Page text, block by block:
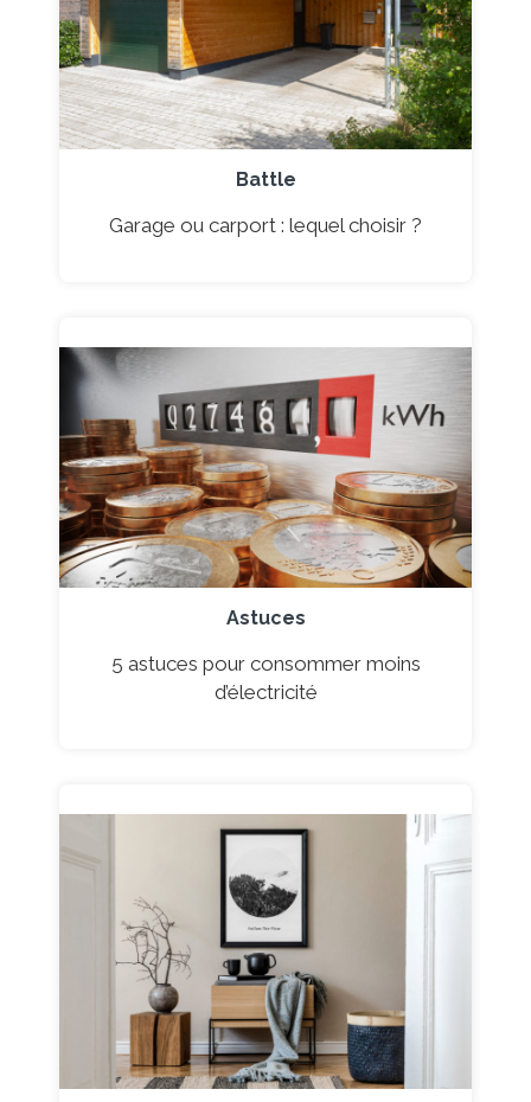
Battle
Garage ou carport : lequel choisir ?
Astuces
5 astuces pour consommer moins
d’électricité